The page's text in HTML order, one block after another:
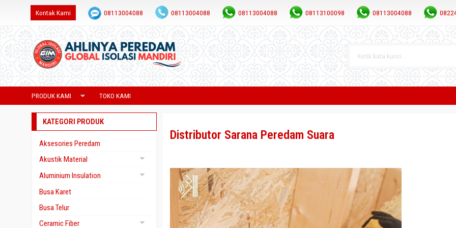
Kontak Kami 08113004088 08113004088 08113004088 08113100098 08113004088
PRODUK KAMI TOKO KAMI
Distributor Sarana Peredam Suara
KATEGORI PRODUK
Aksesories Peredam
Akustik Material
Gypsum Akustik
Yumen
Aluminium Insulation
Aluminium Foil Foam
Aluminium Foil Paper
Aluminium Foil Woven
Busa Karet
Busa Telur
Ceramic Fiber